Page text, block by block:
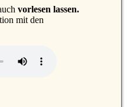
vorlesen lassen.
mit den